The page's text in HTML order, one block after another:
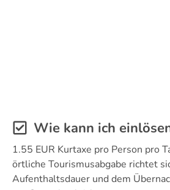
Wie kann ich
1.55 EUR Kurtaxe pro Person pro
örtliche Tourismusabgabe richtet
Aufenthaltsdauer und dem